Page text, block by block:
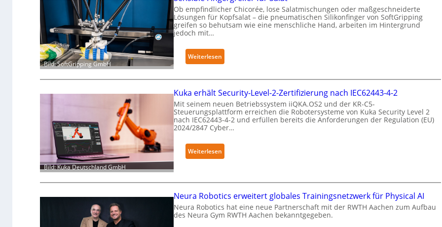
Bild: SoftGripping GmbH
Ob empfindlicher Chicorée, lose Salatmischungen oder maßgeschneiderte
Lösungen für Kopfsalat – die pneumatischen Silikonfinger von SoftGripping
greifen so behutsam wie eine menschliche Hand, arbeiten im Hintergrund
jedoch mit…
Weiterlesen:
S
s
i
b
l
F
i
g
r
g
Bild: Kuka Deutschland GmbH
Kuka erhält Security-Level-2-Zertifizierung nach IEC62443-4-2
Mit seinem neuen Betriebssystem iiQKA.OS2 und der KR-C5-
Steuerungsplattform erreichen die Robotersysteme von Kuka Security Level 2
nach IEC62443-4-2 und erfüllen bereits die Anforderungen der Regulation (EU)
2024/2847 Cyber…
Weiterlesen:
K
k
a
r
Neura Robotics erweitert globales Trainingsnetzwerk für Physical AI
Neura Robotics hat eine neue Partnerschaft mit der RWTH Aachen zum Aufbau
des Neura Gym RWTH Aachen bekanntgegeben.